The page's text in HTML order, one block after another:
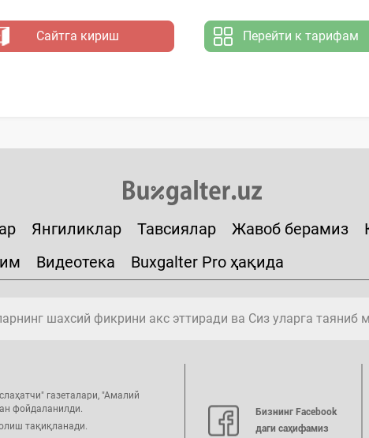
Сайтга кириш Перейти к тарифам
Янгиликлар Тавсиялар Жавоб берамиз
Видеотека Buxgalter Pro ҳақида
шахсий фикрини акс эттиради ва Сиз уларга
газеталари, "Амалий
фойдаланилди.
тақиқланади.
Бизнинг Facebook
даги саҳифамиз